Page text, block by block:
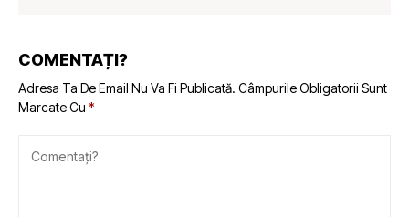
COMENTAȚI?
Adresa Ta De Email Nu Va Fi Publicată. Câmpurile Obligatorii Sunt
Marcate Cu *